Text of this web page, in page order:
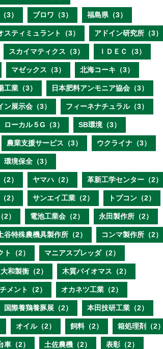
3） ブロワ（3） 福島県（3）
スティミュラント（3） アドイン研究所（3）
スカイマティクス（3） ＩＤＥＣ（3）
マゼックス（3） 北海コーキ（3）
工業（3） 日本肥料アンモニア協会（3）
ン展示会（3） フィーネナチュラル（3）
ローカル５G（3） SB環境（3）
農業支援サービス（3） ウクライナ（3）
環境保全（3）
2） ヤマハ（2） 革新工学センター（2）
2） サンエイ工業（2） トプコン（2）
2） 電池工業会（2） 永田製作所（2）
谷特殊農機具製作所（2） コンマ製作所（2）
ト（2） マニアスプレッダ（2）
大和製衡（2） 木質バイオマス（2）
メント（2） オカネツ工業（2）
国際養鶏養豚展（2） 本田技研工業（2）
オイル（2） 飼料（2） 箱処理剤（2）
車（2） 土佐農機（2） 表彰（2）